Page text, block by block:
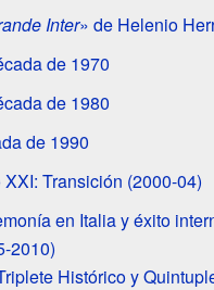
Inter» de Helenio
de 1970
de 1980
de 1990
XXI: Transición (2000-04)
en Italia y éxito
2010)
Histórico y